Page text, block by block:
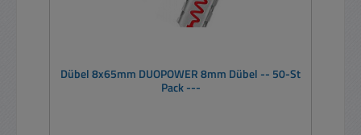
Dübel 8x65mm DUOPOWER 8mm Dübel -- 50-St
Pack ---